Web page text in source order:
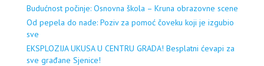
Budućnost počinje: Osnovna škola – Kruna obrazovne scene
Od pepela do nade: Poziv za pomoć čoveku koji je izgubio
sve
EKSPLOZIJA UKUSA U CENTRU GRADA! Besplatni ćevapi za
sve građane Sjenice!